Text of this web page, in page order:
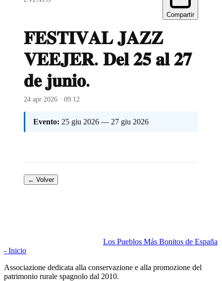
Compartir
𝐅𝐄𝐒𝐓𝐈𝐕𝐀𝐋 𝐉𝐀𝐙𝐙
𝐕𝐄𝐄𝐉𝐄𝐑. 𝐃𝐞𝐥 𝟐𝟓 𝐚𝐥 𝟐𝟕
𝐝𝐞 𝐣𝐮𝐧𝐢𝐨.
24 apr 2026 · 09:12
Evento: 25 giu 2026 — 27 giu 2026
← Volver
Los Pueblos Más Bonitos de España
- Inicio
Associazione dedicata alla conservazione e alla promozione del
patrimonio rurale spagnolo dal 2010.